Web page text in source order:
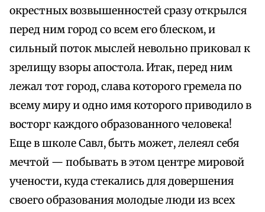
окрестных возвышенностей сразу открылся
перед ним город со всем его блеском, и
сильный поток мыслей невольно приковал к
зрелищу взоры апостола. Итак, перед ним
лежал тот город, слава которого гремела по
всему миру и одно имя которого приводило в
восторг каждого образованного человека!
Еще в школе Савл, быть может, лелеял себя
мечтой — побывать в этом центре мировой
учености, куда стекались для довершения
своего образования молодые люди из всех